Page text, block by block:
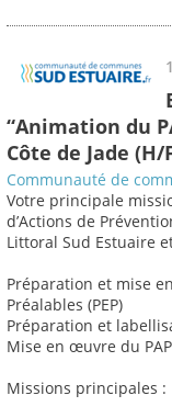
“Animation du
Côte de Jade (H/
Communauté de
Votre principale
d’Actions de
Littoral Sud Estuaire
Préparation et mise
Préalables (PEP)
Préparation et
Mise en œuvre du
Missions principales :